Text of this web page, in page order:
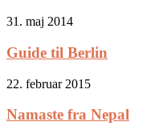
31. maj 2014
Guide til Berlin
22. februar 2015
Namaste fra Nepal